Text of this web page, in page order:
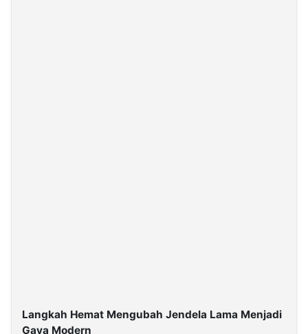
Langkah Hemat Mengubah Jendela Lama Menjadi
Gaya Modern